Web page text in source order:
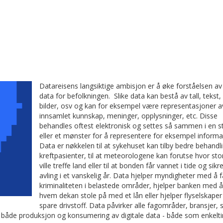
Datareisens langsiktige ambisjon er å øke forståelsen
data for befolkningen. Slike data kan bestå av tall, tekst,
bilder, osv og kan for eksempel være representasjoner
innsamlet kunnskap, meninger, opplysninger, etc. Disse
behandles oftest elektronisk og settes så sammen i en
eller et mønster for å representere for eksempel
Data er nøkkelen til at sykehuset kan tilby bedre
kreftpasienter, til at meteorologene kan forutse hvor
ville treffe land eller til at bonden får vannet i tide og
avling i et vanskelig år. Data hjelper myndigheter med å
kriminaliteten i belastede områder, hjelper banken med
hvem dekan stole på med et lån eller hjelper
spare drivstoff. Data påvirker alle fagområder, bransjer,
produksjon og konsumering av digitale data - både som